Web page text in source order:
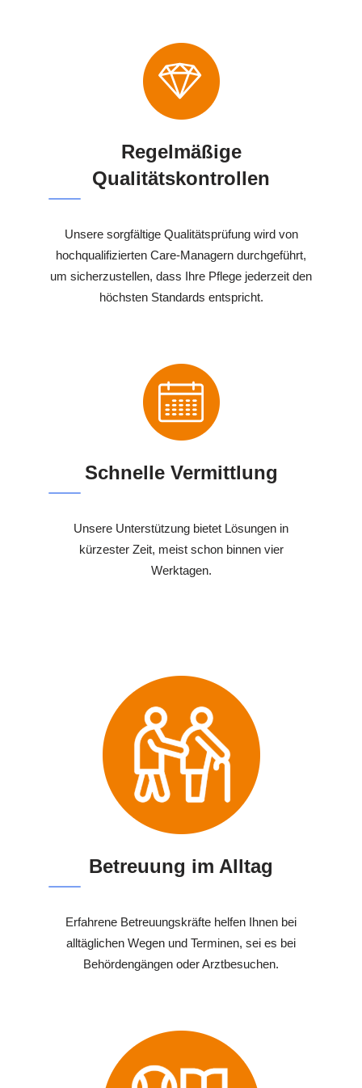
Regelmäßige
Qualitätskontrollen
Unsere sorgfältige Qualitätsprüfung wird von
hochqualifizierten Care-Managern durchgeführt,
um sicherzustellen, dass Ihre Pflege jederzeit den
höchsten Standards entspricht.
Schnelle Vermittlung
Unsere Unterstützung bietet Lösungen in
kürzester Zeit, meist schon binnen vier
Werktagen.
Betreuung im Alltag
Erfahrene Betreuungskräfte helfen Ihnen bei
alltäglichen Wegen und Terminen, sei es bei
Behördengängen oder Arztbesuchen.